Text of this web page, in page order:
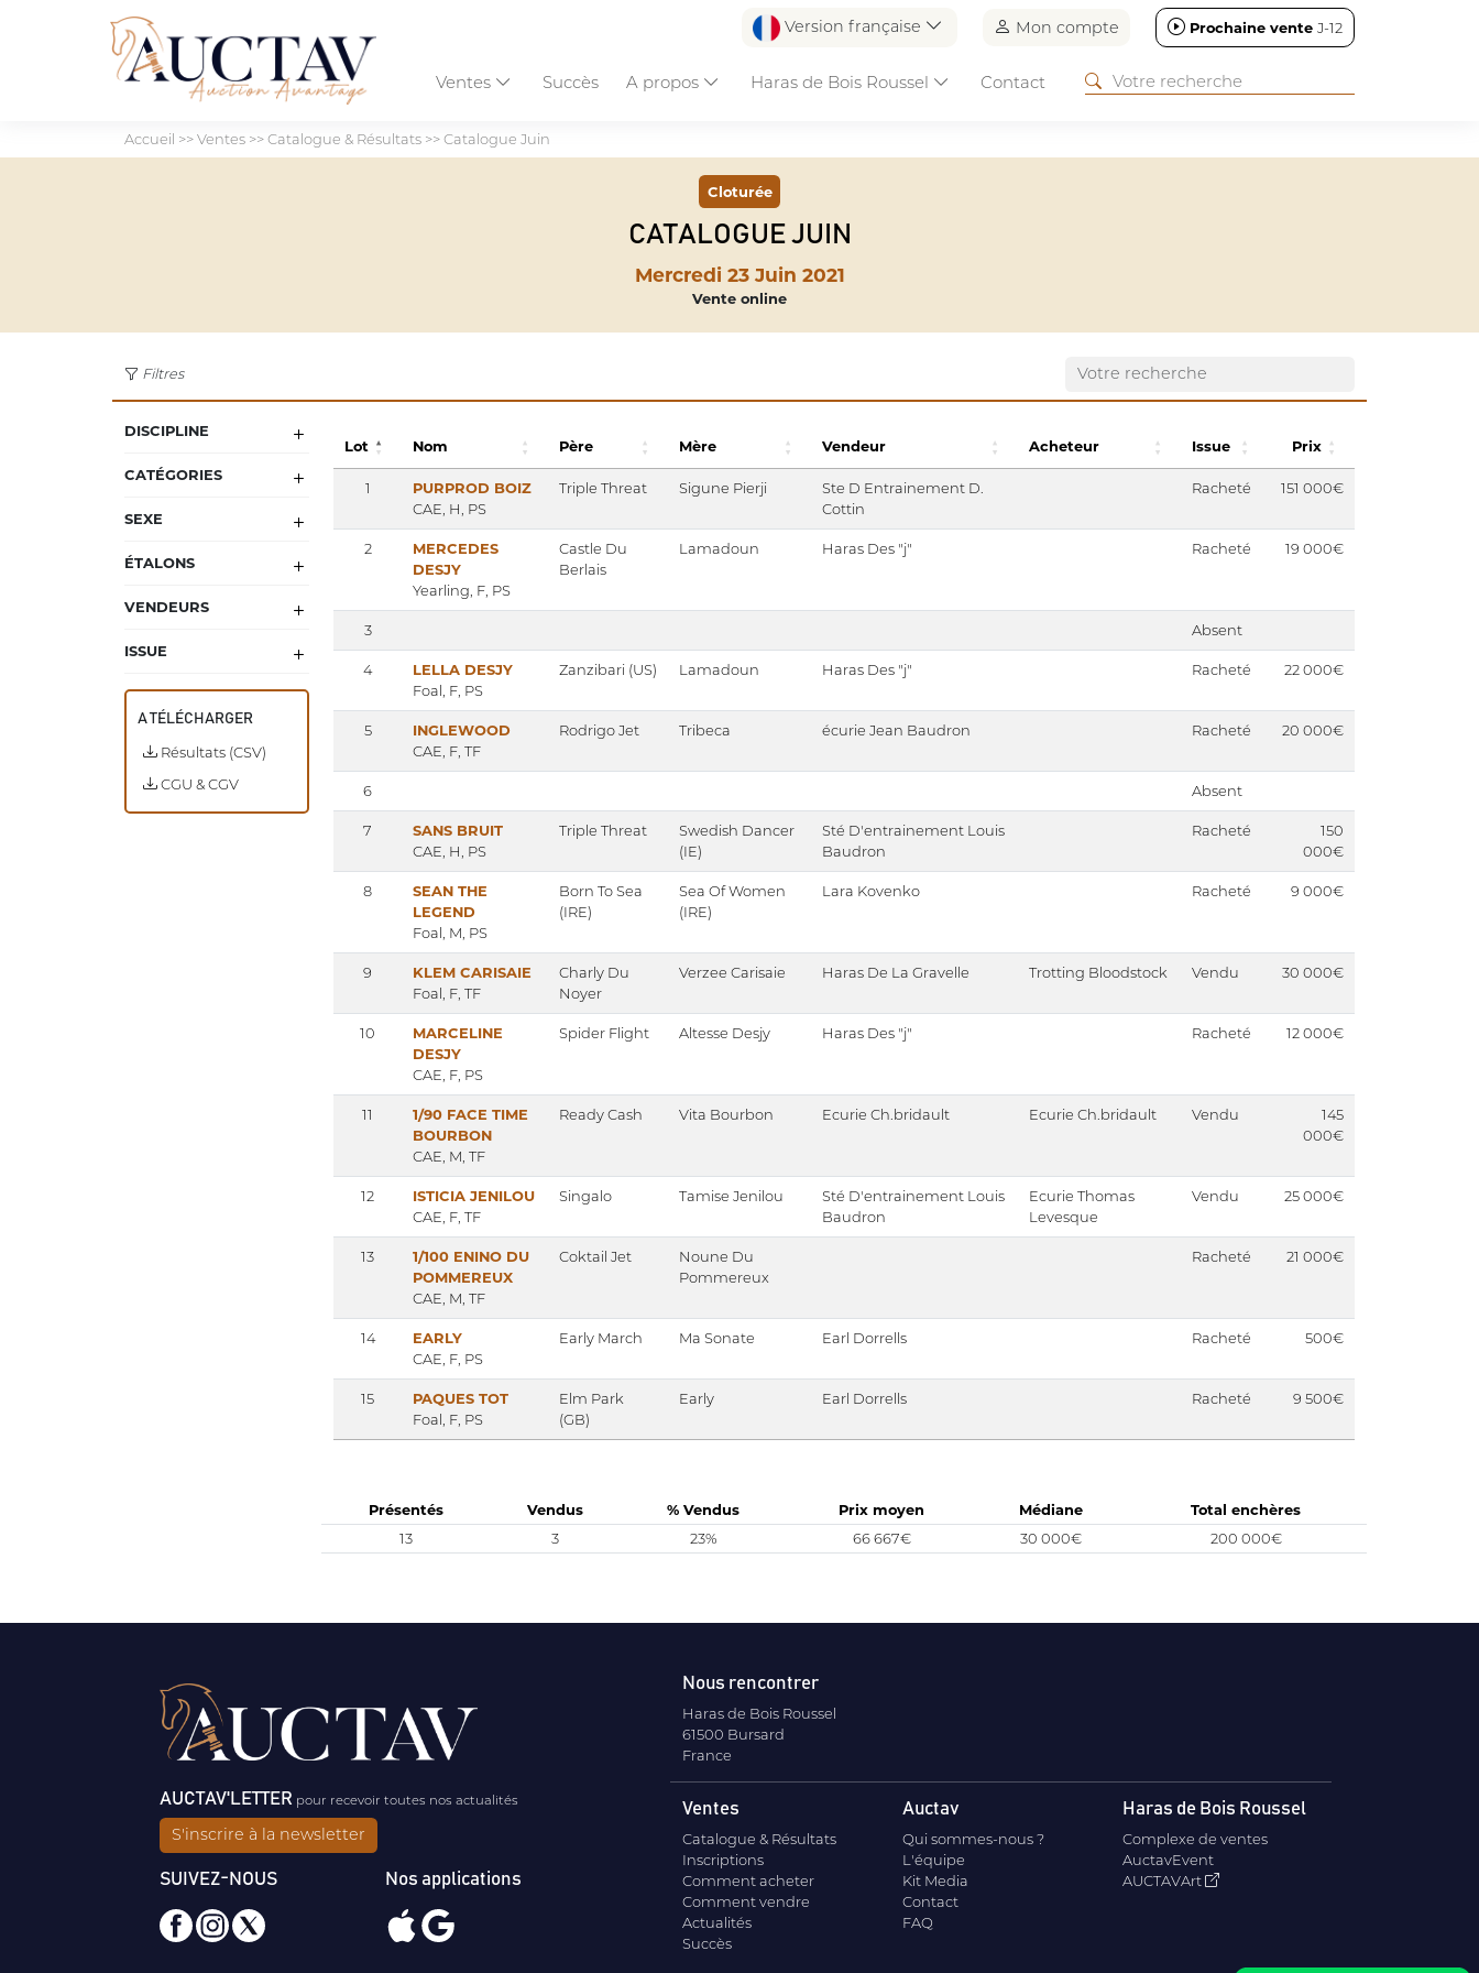
Version française Mon compte Prochaine vente J-12
Ventes Succès A propos Haras de Bois Roussel Contact
Accueil >>Ventes>>Catalogue & Résultats>>Catalogue Juin
Cloturée
CATALOGUE JUIN
Mercredi 23 Juin 2021
Vente online
Filtres
Lot Nom Père Mère Vendeur Acheteur Issue Prix
1
PURPROD BOIZ
CAE, H, PS
Triple Threat Sigune Pierji
Ste D Entrainement D.
Cottin
Racheté 151 000€
2
MERCEDES
DESJY
Yearling, F, PS
Castle Du
Berlais
Lamadoun Haras Des "j" Racheté 19 000€
3 Absent
4
LELLA DESJY
Foal, F, PS
Zanzibari (US) Lamadoun Haras Des "j" Racheté 22 000€
5
INGLEWOOD
CAE, F, TF
Rodrigo Jet Tribeca écurie Jean Baudron Racheté 20 000€
6 Absent
7
SANS BRUIT
CAE, H, PS
Triple Threat
Swedish Dancer
(IE)
Sté D'entrainement Louis
Baudron
Racheté
150
000€
8
SEAN THE
LEGEND
Foal, M, PS
Born To Sea
(IRE)
Sea Of Women
(IRE)
Lara Kovenko Racheté 9 000€
9
KLEM CARISAIE
Foal, F, TF
Charly Du
Noyer
Verzee Carisaie Haras De La Gravelle Trotting Bloodstock Vendu 30 000€
10
MARCELINE
DESJY
CAE, F, PS
Spider Flight Altesse Desjy Haras Des "j" Racheté 12 000€
11
1/90 FACE TIME
BOURBON
CAE, M, TF
Ready Cash Vita Bourbon Ecurie Ch.bridault Ecurie Ch.bridault Vendu
145
000€
12
ISTICIA JENILOU
CAE, F, TF
Singalo Tamise Jenilou
Sté D'entrainement Louis
Baudron
Ecurie Thomas
Levesque
Vendu 25 000€
13
1/100 ENINO DU
POMMEREUX
CAE, M, TF
Coktail Jet
Noune Du
Pommereux
Racheté 21 000€
14
EARLY
CAE, F, PS
Early March Ma Sonate Earl Dorrells Racheté 500€
15
PAQUES TOT
Foal, F, PS
Elm Park
(GB)
Early Earl Dorrells Racheté 9 500€
Présentés Vendus % Vendus Prix moyen Médiane
Total enchères
13
3 23% 66 667€ 30 000€ 200 000€
DISCIPLINE
CATÉGORIES
SEXE
ÉTALONS
VENDEURS
ISSUE
A TÉLÉCHARGER
Résultats (CSV)
CGU & CGV
AUCTAV'LETTER pour recevoir toutes nos actualités
S'inscrire à la newsletter
SUIVEZ-NOUS Nos applications
Nous rencontrer
Haras de Bois Roussel
61500 Bursard
France
Ventes
Catalogue & Résultats
Inscriptions
Comment acheter
Comment vendre
Actualités
Succès
Auctav
Qui sommes-nous ?
L'équipe
Kit Media
Contact
FAQ
Haras de Bois Roussel
Complexe de ventes
AuctavEvent
AUCTAVArt